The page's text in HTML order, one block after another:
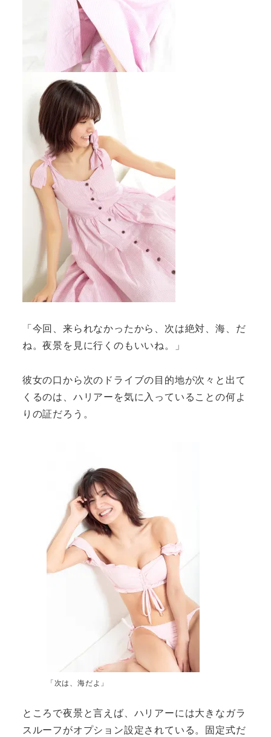
「今回、来られなかったから、次は絶対、海、だ
ね。夜景を見に行くのもいいね。」
彼女の口から次のドライブの目的地が次々と出て
くるのは、ハリアーを気に入っていることの何よ
りの証だろう。
「次は、海だよ」
ところで夜景と言えば、ハリアーには大きなガラ
スルーフがオプション設定されている。固定式だ